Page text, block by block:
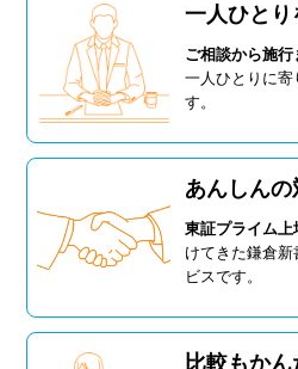
一人ひとり
ご相談から施行
一人ひとりに寄
す。
あんしんの
東証プライム上
けてきた鎌倉
ビスです。
比較もかん